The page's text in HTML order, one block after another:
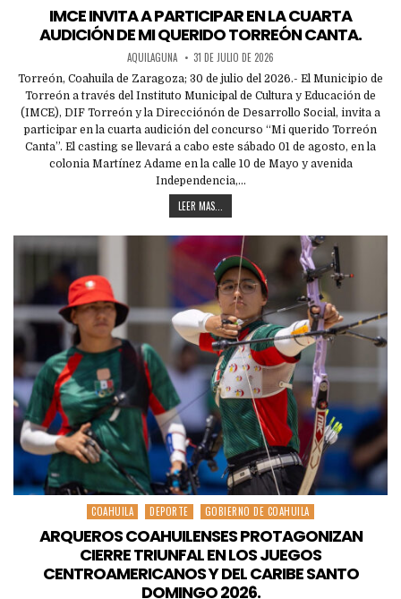
in
IMCE INVITA A PARTICIPAR EN LA CUARTA
AUDICIÓN DE MI QUERIDO TORREÓN CANTA.
AQUILAGUNA 31 DE JULIO DE 2026
Torreón, Coahuila de Zaragoza; 30 de julio del 2026.- El Municipio de
Torreón a través del Instituto Municipal de Cultura y Educación de
(IMCE), DIF Torreón y la Direcciónón de Desarrollo Social, invita a
participar en la cuarta audición del concurso “Mi querido Torreón
Canta”. El casting se llevará a cabo este sábado 01 de agosto, en la
colonia Martínez Adame en la calle 10 de Mayo y avenida
Independencia,…
LEER MAS...
Posted
in
COAHUILA DEPORTE GOBIERNO DE COAHUILA
ARQUEROS COAHUILENSES PROTAGONIZAN
CIERRE TRIUNFAL EN LOS JUEGOS
CENTROAMERICANOS Y DEL CARIBE SANTO
DOMINGO 2026.